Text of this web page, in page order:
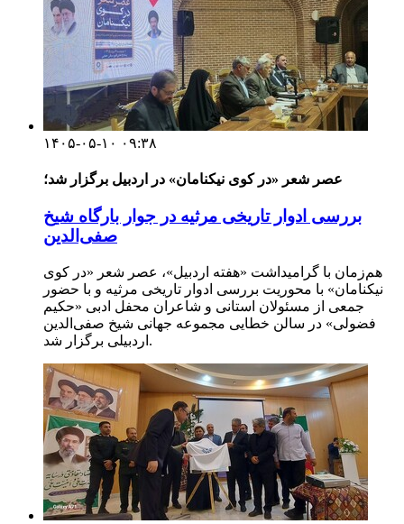
۱۴۰۵-۰۵-۱۰ ۰۹:۳۸
عصر شعر «در کوی نیکنامان» در اردبیل برگزار شد؛
بررسی ادوار تاریخی مرثیه در جوار بارگاه شیخ
صفی‌الدین
هم‌زمان با گرامیداشت «هفته اردبیل»، عصر شعر «در کوی
نیکنامان» با محوریت بررسی ادوار تاریخی مرثیه و با حضور
جمعی از مسئولان استانی و شاعران محفل ادبی «حکیم
فضولی» در سالن خطایی مجموعه جهانی شیخ صفی‌الدین
اردبیلی برگزار شد.